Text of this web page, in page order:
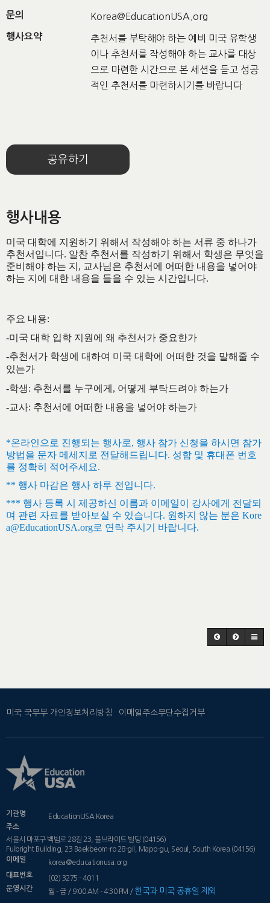
문의 Korea@EducationUSA.org
행사요약
추천서를 부탁해야 하는 예비 미국 유학생
이나 추천서를 작성해야 하는 교사를 대상
으로 마련한 시간으로 본 세션을 듣고 성공
적인 추천서를 마련하시기를 바랍니다
공유하기
행사내용
미국 대학에 지원하기 위해서 작성해야 하는 서류 중 하나가
추천서입니다. 알찬 추천서를 작성하기 위해서 학생은 무엇을
준비해야 하는 지 , 교사님은 추천서에 어떠한 내용을 넣어야
하는 지에 대한 내용을 들을 수 있는 시간입니다.
주요 내용:
-미국 대학 입학 지원에 왜 추천서가 중요한가
-추천서가 학생에 대하여 미국 대학에 어떠한 것을 말해줄 수
있는가
-학생: 추천서를 누구에게 , 어떻게 부탁드려야 하는가
-교사: 추천서에 어떠한 내용을 넣어야 하는가
*온라인으로 진행되는 행사로, 행사 참가 신청을 하시면 참가
방법을 문자 메세지로 전달해드립니다. 성함 및 휴대폰 번호
를 정확히 적어주세요.
** 행사 마감은 행사 하루 전입니다.
*** 행사 등록 시 제공하신 이름과 이메일이 강사에게 전달되
며 관련 자료를 받아보실 수 있습니다. 원하지 않는 분은 Kore
a@EducationUSA.org로 연락 주시기 바랍니다.
미국 국무부 개인정보처리방침 이메일주소무단수집거부
기관명
EducationUSA Korea
주소
서울시 마포구 백범로 28길 23, 풀브라이트 빌딩 (04156)
Fulbright Building, 23 Baekbeom-ro 28-gil, Mapo-gu, Seoul, South Korea (04156)
이메일
korea@educationusa.org
대표번호
(02) 3275 - 4011
운영시간
월 - 금 / 9:00 AM - 4:30 PM / 한국과 미국 공휴일 제외